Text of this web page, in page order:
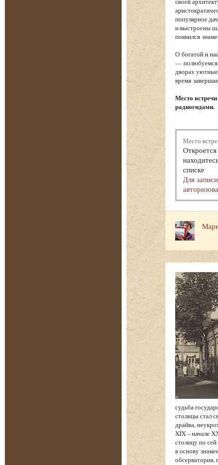
популярное
и выстроены
появился
О богатой и
— полюбуемся
дворах
время
Место
радиогидами.
Место
списке
Для
судьба
столицы стал
драйва,
XIX – начале
столицу по
в основу
обсерватория,